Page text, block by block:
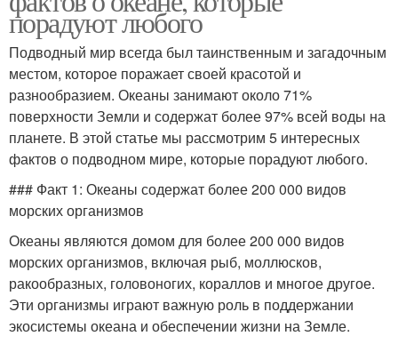
порадуют любого
Подводный мир всегда был таинственным и загадочным
местом, которое поражает своей красотой и
разнообразием. Океаны занимают около 71%
поверхности Земли и содержат более 97% всей воды на
планете. В этой статье мы рассмотрим 5 интересных
фактов о подводном мире, которые порадуют любого.
### Факт 1: Океаны содержат более 200 000 видов
морских организмов
Океаны являются домом для более 200 000 видов
морских организмов, включая рыб, моллюсков,
ракообразных, головоногих, кораллов и многое другое.
Эти организмы играют важную роль в поддержании
экосистемы океана и обеспечении жизни на Земле.